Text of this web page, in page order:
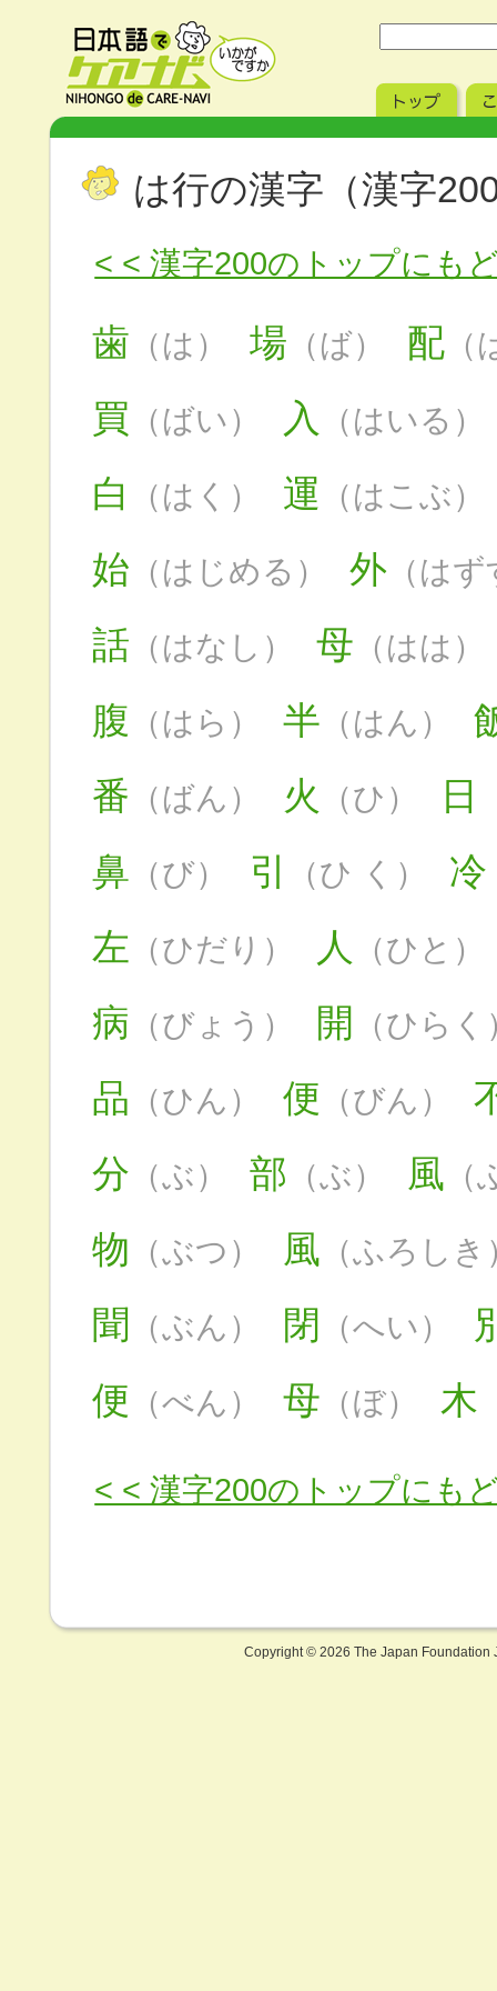
は行の漢字（漢字
< < 漢字200のトップにも
歯 （は） 場 （ば） 配
買 （ばい） 入 （はいる）
白 （はく） 運 （はこぶ）
始 （はじめる） 外 （は
話 （はなし） 母 （はは）
腹 （はら） 半 （はん）
番 （ばん） 火 （ひ） 日
鼻 （び） 引 （ひ く） 冷
左 （ひだり） 人 （ひと）
病 （びょう） 開 （ひらく
品 （ひん） 便 （びん）
分 （ぶ） 部 （ぶ） 風
物 （ぶつ） 風 （ふろしき
聞 （ぶん） 閉 （へい）
便 （べん） 母 （ぼ） 木
< < 漢字200のトップにも
Copyright © 2026 The Japan Foundation